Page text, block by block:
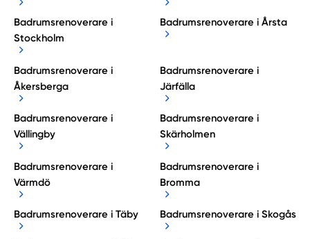
Badrumsrenoverare i
Stockholm
Badrumsrenoverare i Årsta
Badrumsrenoverare i
Åkersberga
Badrumsrenoverare i
Järfälla
Badrumsrenoverare i
Vällingby
Badrumsrenoverare i
Skärholmen
Badrumsrenoverare i
Värmdö
Badrumsrenoverare i
Bromma
Badrumsrenoverare i Täby Badrumsrenoverare i Skogås